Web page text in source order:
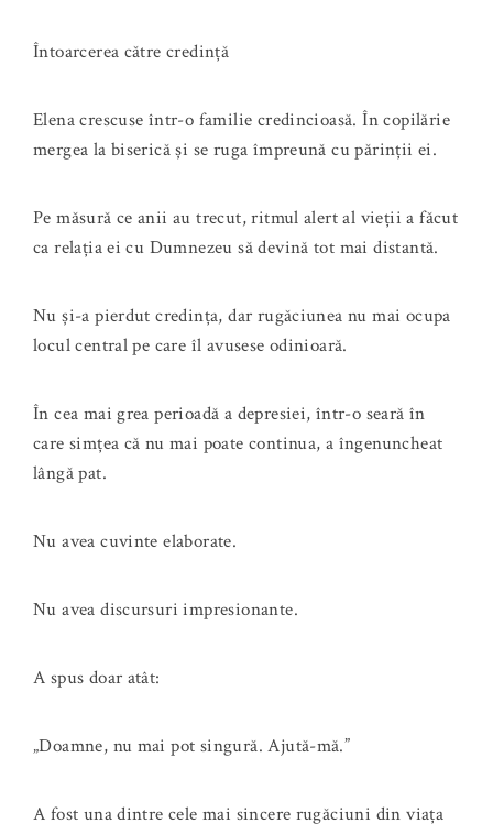
Întoarcerea către credință
Elena crescuse într-o familie credincioasă. În copilărie
mergea la biserică și se ruga împreună cu părinții ei.
Pe măsură ce anii au trecut, ritmul alert al vieții a făcut
ca relația ei cu Dumnezeu să devină tot mai distantă.
Nu și-a pierdut credința, dar rugăciunea nu mai ocupa
locul central pe care îl avusese odinioară.
În cea mai grea perioadă a depresiei, într-o seară în
care simțea că nu mai poate continua, a îngenuncheat
lângă pat.
Nu avea cuvinte elaborate.
Nu avea discursuri impresionante.
A spus doar atât:
„Doamne, nu mai pot singură. Ajută-mă.”
A fost una dintre cele mai sincere rugăciuni din viața